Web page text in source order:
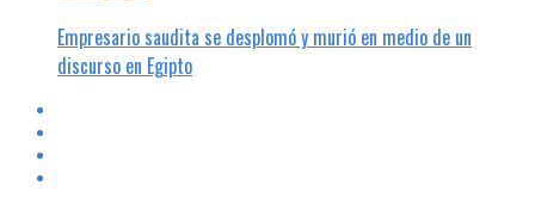
Empresario saudita se desplomó y murió en medio de un
discurso en Egipto